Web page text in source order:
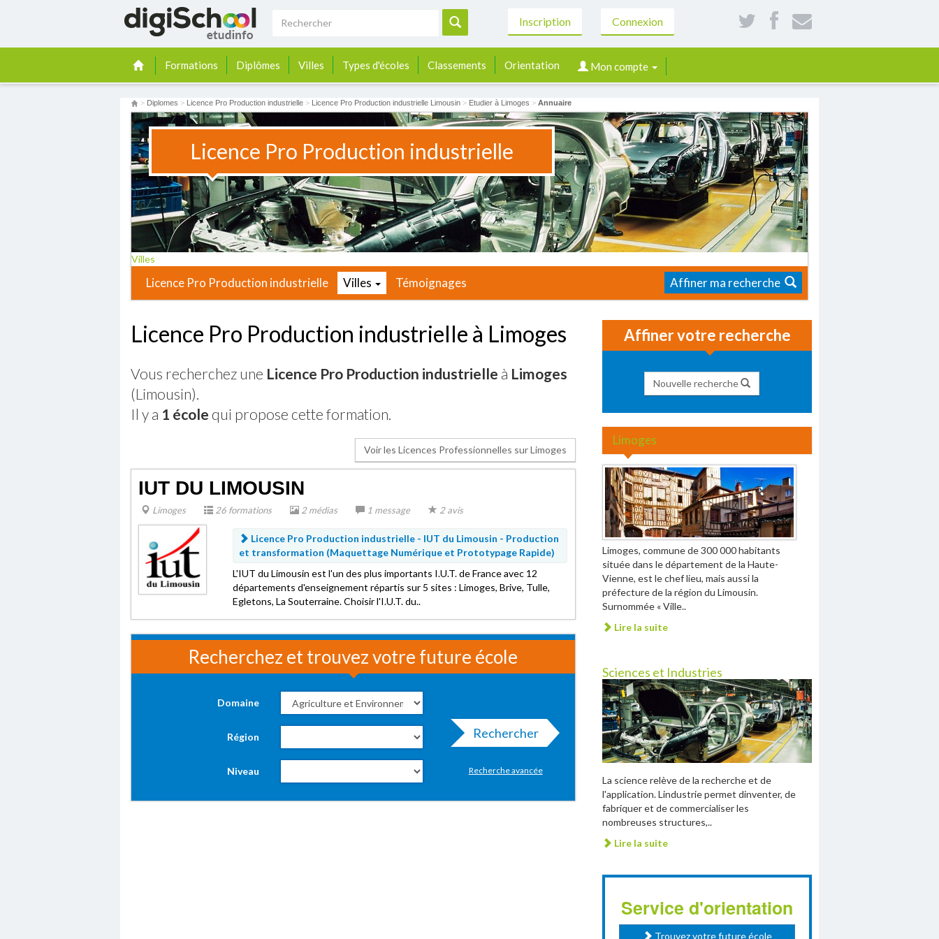
Inscription Connexion
Formations Diplômes Villes Types d'écoles Classements Orientation Mon compte
> Diplomes > Licence Pro Production industrielle > Licence Pro Production industrielle Limousin > Etudier à Limoges > Annuaire
Licence Pro Production industrielle
Villes
Licence Pro Production industrielle Villes Témoignages Affiner ma recherche
Licence Pro Production industrielle à Limoges
Vous recherchez une Licence Pro Production industrielle à Limoges
(Limousin).
Il y a 1 école qui propose cette formation.
Voir les Licences Professionnelles sur Limoges
IUT DU LIMOUSIN
Limoges 26 formations 2 médias 1 message 2 avis
Licence Pro Production industrielle - IUT du Limousin - Production
et transformation (Maquettage Numérique et Prototypage Rapide)
L'IUT du Limousin est l'un des plus importants I.U.T. de France avec 12
départements d'enseignement répartis sur 5 sites : Limoges, Brive, Tulle,
Egletons, La Souterraine. Choisir l'I.U.T. du..
Recherchez et trouvez votre future école
Domaine
Région
Niveau
Rechercher
Recherche avancée
Affiner votre recherche
Nouvelle recherche
Limoges
Limoges, commune de 300 000 habitants
située dans le département de la Haute-
Vienne, est le chef lieu, mais aussi la
préfecture de la région du Limousin.
Surnommée « Ville..
Lire la suite
Sciences et Industries
La science relève de la recherche et de
l'application. Lindustrie permet dinventer, de
fabriquer et de commercialiser les
nombreuses structures,..
Lire la suite
Service d'orientation
Trouvez votre future école